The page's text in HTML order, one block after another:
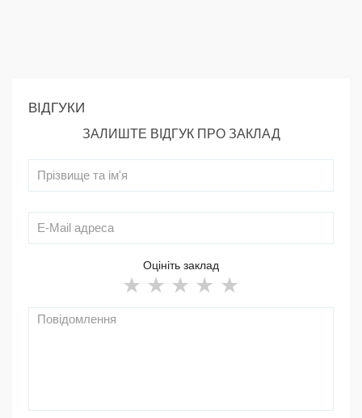
ВІДГУКИ
ЗАЛИШТЕ ВІДГУК ПРО ЗАКЛАД
Оцініть заклад